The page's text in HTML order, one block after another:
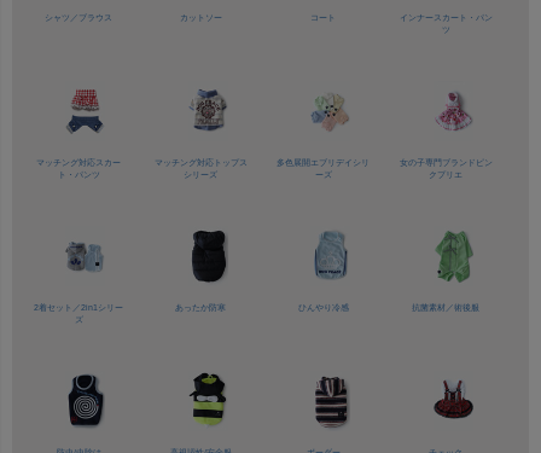
シャツ／ ブラウス カットソー コート
インナースカート・パン
ツ
マッチング対応スカー
ト・パンツ
マッチング対応トップス
シリーズ
多色展開 エブリデイシリ
ーズ
女の子専門ブランド ピン
クプリエ
2着セット／2in1シリー
ズ
あったか防寒 ひんやり冷感 抗菌素材／ 術後服